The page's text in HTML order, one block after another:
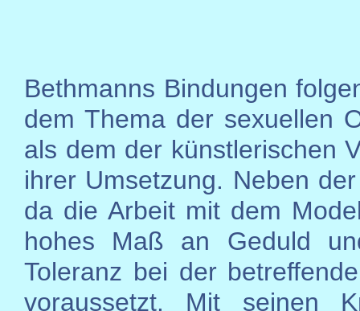
Bethmanns Bindungen
dem Thema der sexuellen
als dem der künstlerischen
ihrer Umsetzung. Neben
da die Arbeit mit dem
hohes Maß an Geduld
Toleranz bei der
voraussetzt. Mit seinen